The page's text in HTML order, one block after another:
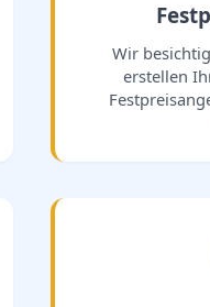
Wir
erstellen